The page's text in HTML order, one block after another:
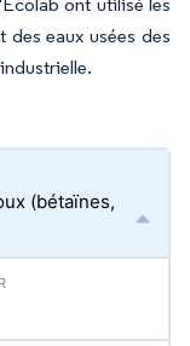
eaux usées des
(bétaïnes,